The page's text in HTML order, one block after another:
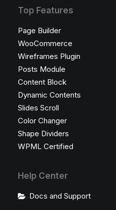
Top Features
Page Builder
WooCommerce
Wireframes Plugin
Posts Module
Content Block
Dynamic Contents
Slides Scroll
Color Changer
Shape Dividers
WPML Certified
Help Center
Docs and Support